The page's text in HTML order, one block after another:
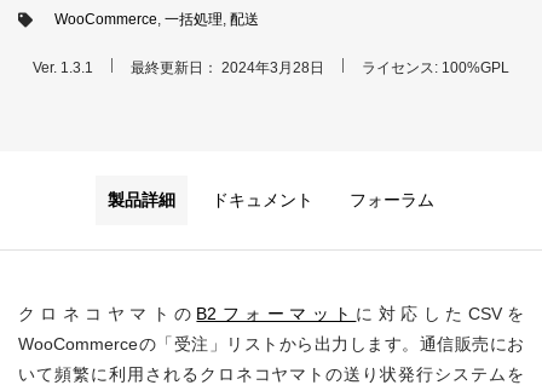
WooCommerce, 一括処理, 配送
Ver. 1.3.1 最終更新日： 2024年3月28日 ライセンス: 100%GPL
製品詳細 ドキュメント フォーラム
クロネコヤマトの B2フォーマット に対応したCSVを
WooCommerceの「受注」リストから出力します。通信販売にお
いて頻繁に利用されるクロネコヤマトの送り状発行システムを